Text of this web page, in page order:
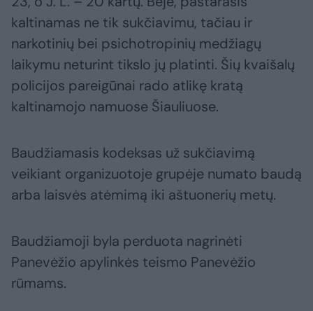
kaltinamas ne tik sukčiavimu, tačiau ir
narkotinių bei psichotropinių medžiagų
laikymu neturint tikslo jų platinti. Šių kvaišalų
policijos pareigūnai rado atlikę kratą
kaltinamojo namuose Šiauliuose.
Baudžiamasis kodeksas už sukčiavimą
veikiant organizuotoje grupėje numato baudą
arba laisvės atėmimą iki aštuonerių metų.
Baudžiamoji byla perduota nagrinėti
Panevėžio apylinkės teismo Panevėžio
rūmams.